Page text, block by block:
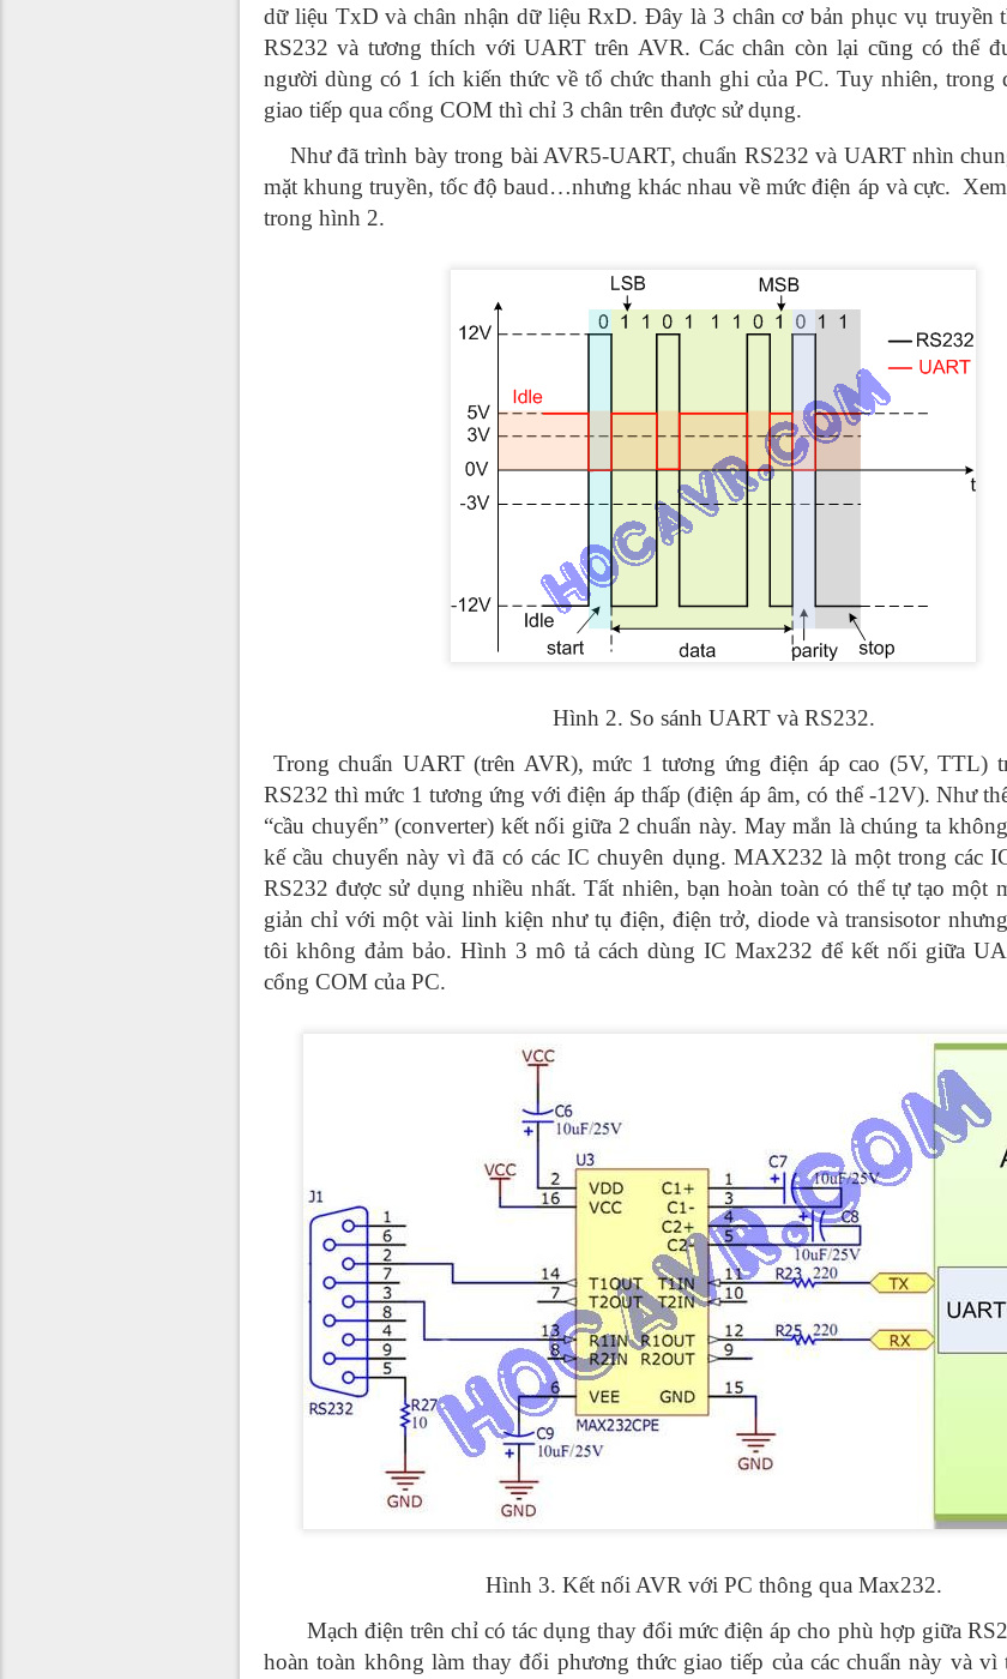
dữ liệu TxD và chân nhận dữ liệu RxD. Đây là 3 chân cơ bản phục vụ truyền
RS232 và tương thích với UART trên AVR. Các chân còn lại cũng có thể
người dùng có 1 ích kiến thức về tổ chức thanh ghi của PC. Tuy nhiên, trong
giao tiếp qua cổng COM thì chỉ 3 chân trên được sử dụng.
Như đã trình bày trong bài AVR5-UART, chuẩn RS232 và UART nhìn
mặt khung truyền, tốc độ baud…nhưng khác nhau về mức điện áp và cực.
trong hình 2.
Hình 2. So sánh UART và RS232.
Trong chuẩn UART (trên AVR), mức 1 tương ứng điện áp cao (5V, TTL)
RS232 thì mức 1 tương ứng với điện áp thấp (điện áp âm, có thể -12V). Như
“cầu chuyển” (converter) kết nối giữa 2 chuẩn này. May mắn là chúng ta
kế cầu chuyển này vì đã có các IC chuyên dụng. MAX232 là một trong các
RS232 được sử dụng nhiều nhất. Tất nhiên, bạn hoàn toàn có thể tự tạo một
giản chỉ với một vài linh kiện như tụ điện, điện trở, diode và transisotor
tôi không đảm bảo. Hình 3 mô tả cách dùng IC Max232 để kết nối giữa
cổng COM của PC.
Hình 3. Kết nối AVR với PC thông qua Max232.
Mạch điện trên chỉ có tác dụng thay đổi mức điện áp cho phù hợp giữa
hoàn toàn không làm thay đổi phương thức giao tiếp của các chuẩn này và vì